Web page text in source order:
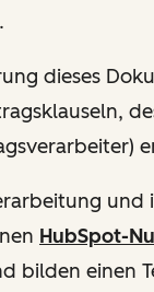
dieses
und
HubSpot-
bilden einen